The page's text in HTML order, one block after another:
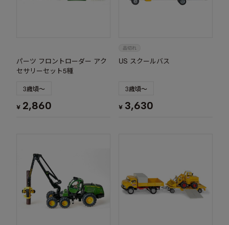
パーツ フロントローダー アク
セサリーセット5種
3歳頃～
¥ 2,860
US スクールバス
3歳頃～
¥ 3,630